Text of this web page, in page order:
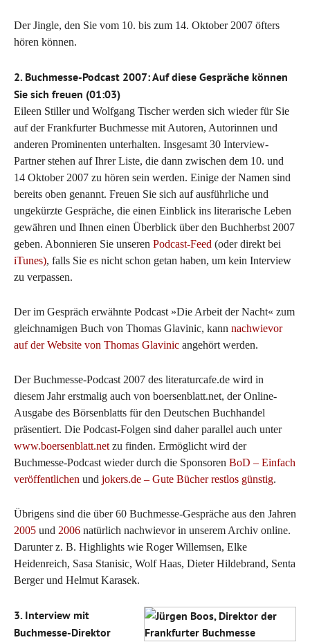
Der Jingle, den Sie vom 10. bis zum 14. Oktober 2007 öfters
hören können.
2. Buchmesse-Podcast 2007: Auf diese Gespräche können
Sie sich freuen (01:03)
Eileen Stiller und Wolfgang Tischer werden sich wieder für Sie
auf der Frankfurter Buchmesse mit Autoren, Autorinnen und
anderen Prominenten unterhalten. Insgesamt 30 Interview-
Partner stehen auf Ihrer Liste, die dann zwischen dem 10. und
14 Oktober 2007 zu hören sein werden. Einige der Namen sind
bereits oben genannt. Freuen Sie sich auf ausführliche und
ungekürzte Gespräche, die einen Einblick ins literarische Leben
gewähren und Ihnen einen Überblick über den Buchherbst 2007
geben. Abonnieren Sie unseren Podcast-Feed (oder direkt bei
iTunes), falls Sie es nicht schon getan haben, um kein Interview
zu verpassen.
Der im Gespräch erwähnte Podcast »Die Arbeit der Nacht« zum
gleichnamigen Buch von Thomas Glavinic, kann nachwievor
auf der Website von Thomas Glavinic angehört werden.
Der Buchmesse-Podcast 2007 des literaturcafe.de wird in
diesem Jahr erstmalig auch von boersenblatt.net, der Online-
Ausgabe des Börsenblatts für den Deutschen Buchhandel
präsentiert. Die Podcast-Folgen sind daher parallel auch unter
www.boersenblatt.netzu finden. Ermöglicht wird der
Buchmesse-Podcast wieder durch die Sponsoren BoD – Einfach
veröffentlichen und jokers.de – Gute Bücher restlos günstig.
Übrigens sind die über 60 Buchmesse-Gespräche aus den Jahren
2005 und 2006 natürlich nachwievor in unserem Archiv online.
Darunter z. B. Highlights wie Roger Willemsen, Elke
Heidenreich, Sasa Stanisic, Wolf Haas, Dieter Hildebrand, Senta
Berger und Helmut Karasek.
3. Interview mit
Buchmesse-Direktor